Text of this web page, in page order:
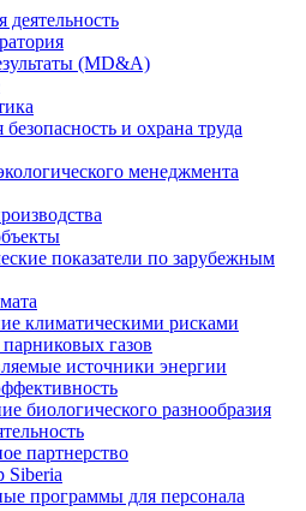
(MD&A)
и охрана труда
менеджмента
показатели по зарубежным
климатическими рисками
газов
источники энергии
биологического разнообразия
партнерство
Siberia
программы для персонала